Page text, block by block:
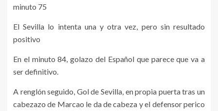
minuto 75
El Sevilla lo intenta una y otra vez, pero sin resultado
positivo
En el minuto 84, golazo del Español que parece que va a
ser definitivo.
A renglón seguido, Gol de Sevilla, en propia puerta tras un
cabezazo de Marcao le da de cabeza y el defensor perico